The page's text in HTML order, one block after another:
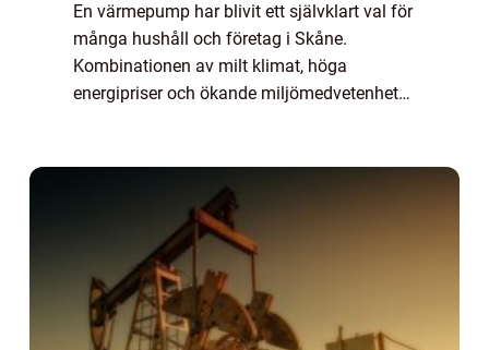
En värmepump har blivit ett självklart val för
många hushåll och företag i Skåne.
Kombinationen av milt klimat, höga
energipriser och ökande miljömedvetenhet